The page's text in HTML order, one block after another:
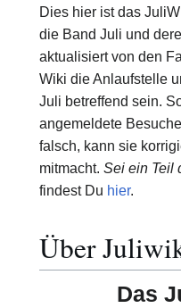
Dies hier ist das
die Band Juli und
aktualisiert von den
Wiki die Anlaufstelle
Juli betreffend sein.
angemeldete
falsch, kann sie
mitmacht. Sei ein Teil
findest Du hier.
Über
Das